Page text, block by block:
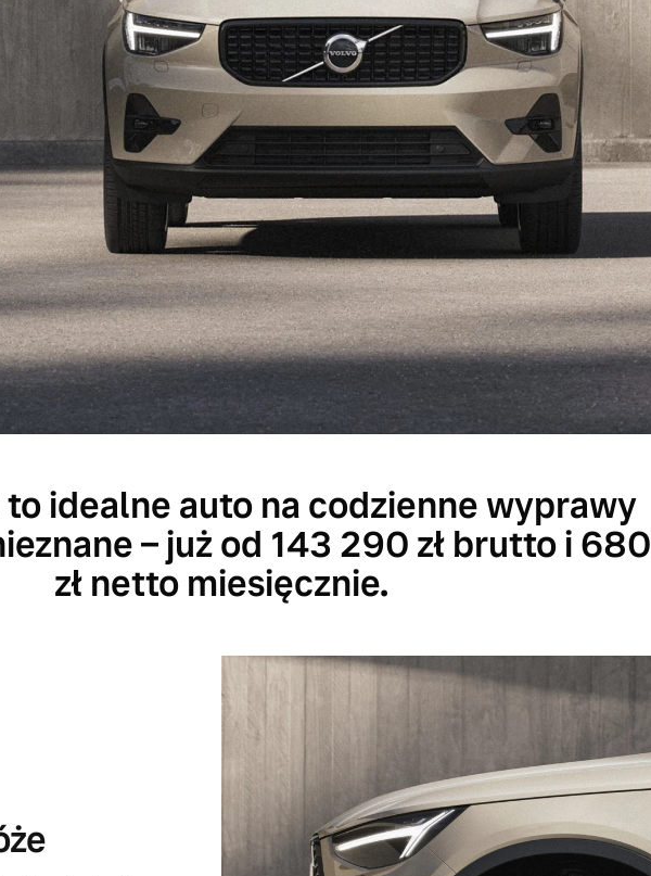
idealne auto na codzienne wyprawy
– już od 143 290 zł brutto i 680
zł netto miesięcznie.